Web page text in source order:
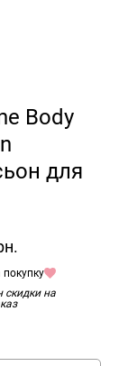
Body
для
покупку
скидки на